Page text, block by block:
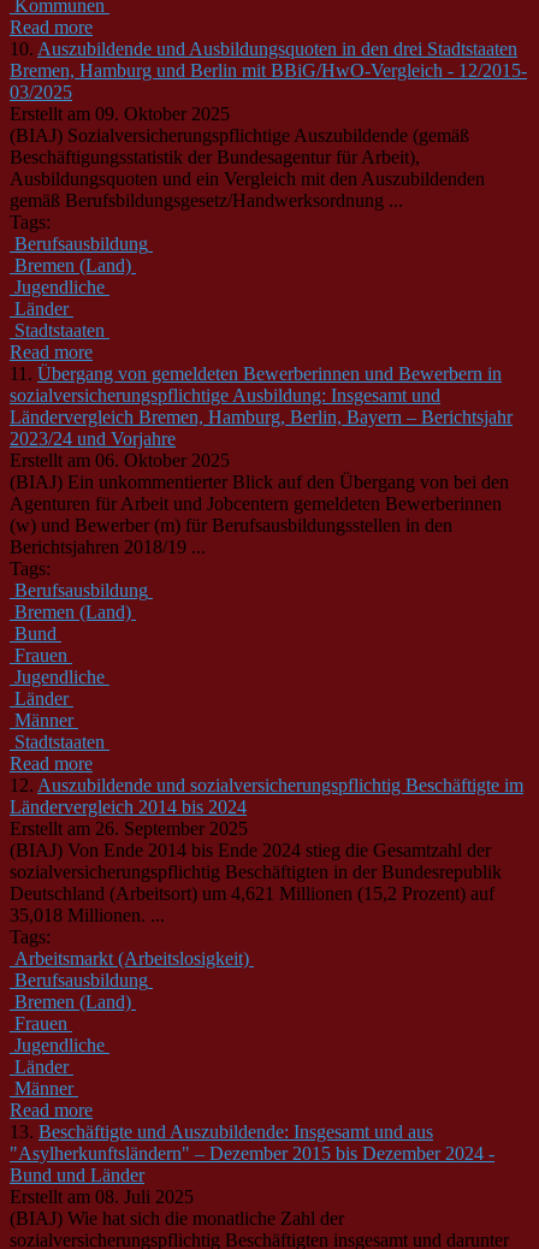
Kommunen
Read more
10. Auszubildende und Ausbildungsquoten in den drei Stadtstaaten
Bremen, Hamburg und Berlin mit BBiG/HwO-Vergleich - 12/2015-
03/2025
Erstellt am 09. Oktober 2025
(BIAJ) Sozialversicherungspflichtige Auszubildende (gemäß
Beschäftigungsstatistik der Bundesagentur für Arbeit),
Ausbildungsquoten und ein Vergleich mit den Auszubildenden
gemäß Berufsbildungsgesetz/Handwerksordnung ...
Tags:
Berufsausbildung
Bremen (Land)
Jugendliche
Länder
Stadtstaaten
Read more
11. Übergang von gemeldeten Bewerberinnen und Bewerbern in
sozialversicherungspflichtige Ausbildung: Insgesamt und
Ländervergleich Bremen, Hamburg, Berlin, Bayern – Berichtsjahr
2023/24 und Vorjahre
Erstellt am 06. Oktober 2025
(BIAJ) Ein unkommentierter Blick auf den Übergang von bei den
Agenturen für Arbeit und Jobcentern gemeldeten Bewerberinnen
(w) und Bewerber (m) für Berufsausbildungsstellen in den
Berichtsjahren 2018/19 ...
Tags:
Berufsausbildung
Bremen (Land)
Bund
Frauen
Jugendliche
Länder
Männer
Stadtstaaten
Read more
12. Auszubildende und sozialversicherungspflichtig Beschäftigte im
Ländervergleich 2014 bis 2024
Erstellt am 26. September 2025
(BIAJ) Von Ende 2014 bis Ende 2024 stieg die Gesamtzahl der
sozialversicherungspflichtig Beschäftigten in der Bundesrepublik
Deutschland (Arbeitsort) um 4,621 Millionen (15,2 Prozent) auf
35,018 Millionen. ...
Tags:
Arbeitsmarkt (Arbeitslosigkeit)
Berufsausbildung
Bremen (Land)
Frauen
Jugendliche
Länder
Männer
Read more
13. Beschäftigte und Auszubildende: Insgesamt und aus
"Asylherkunftsländern" – Dezember 2015 bis Dezember 2024 -
Bund und Länder
Erstellt am 08. Juli 2025
(BIAJ) Wie hat sich die monatliche Zahl der
sozialversicherungspflichtig Beschäftigten insgesamt und darunter